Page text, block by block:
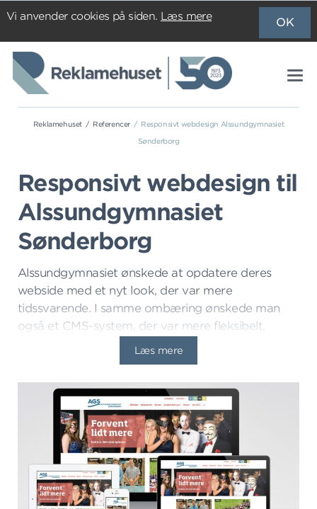
Vi anvender cookies på siden. Læs mere OK
Reklamehuset Referencer
Responsivt webdesign Alssundgymnasiet
Sønderborg
Responsivt webdesign til
Alssundgymnasiet
Sønderborg
Alssundgymnasiet ønskede at opdatere deres
webside med et nyt look, der var mere
tidssvarende. I samme ombæring ønskede man
også et CMS-system, der var mere fleksibelt,
tilbød flere muligheder og var nemmere at arbejde
med. Valget faldt på Open Source CMS-systemet
Contao.
Vi har lavet layout og implementering i Contao
CMS. Herefter har kunden fået et kursus i brug af
systemet, hvorefter de selv har opbygget
indholdet på sitet.
Se siden online
Læs mere